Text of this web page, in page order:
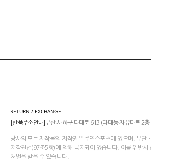
RETURN / EXCHANGE
[반품주소안내]부산 사하구 다대로 613 (다대동 자유마트 2층 206-211
당사의 모든 제작물의 저작권은 주연스포츠에 있으며, 무단복제나 도
저작권법(97조5항)에 의해 금지되어 있습니다. 이를 위반시 법적인
처벌을 받을 수 있습니다.